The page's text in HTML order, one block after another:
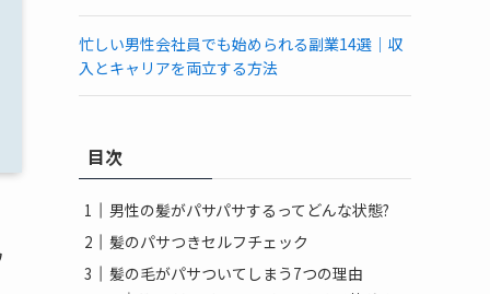
忙しい男性会社員でも始められる副業14選｜収
入とキャリアを両立する方法
目次
男性の髪がパサパサするってどんな状態?
髪のパサつきセルフチェック
髪の毛がパサついてしまう7つの理由